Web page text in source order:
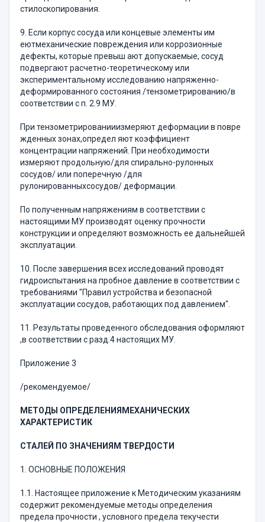
стилоскопирования.
9. Если корпус сосуда или концевые элементы им
еютмеханические повреждения или коррозионные
дефекты, которые превыш ают допускаемые, сосуд
подвергают расчетно-теоретическому или
экспериментальному исследованию напряженно-
деформированного состояния /тензометрированию/в
соответствии с п. 2.9 МУ.
При тензометрированииизмеряют деформации в повре
жденных зонах,определ яют коэффициент
концентрации напряжений. При необходимости
измеряют продольную/для спирально-рулонных
сосудов/ или поперечную /для
рулонированныхсосудов/ деформации.
По полученным напряжениям в соответствии с
настоящими МУ производят оценку прочности
конструкции и определяют возможность ее дальнейшей
эксплуатации.
10. После завершения всех исследований проводят
гидроиспытания на пробное давление в соответствии с
требованиями "Правил устройства и безопасной
эксплуатации сосудов, работающих под давлением".
11. Результаты проведенного обследования оформляют
,в соответствии с разд.4 настоящих МУ.
Приложение 3
/рекомендуемое/
МЕТОДЫ ОПРЕДЕЛЕНИ Я МЕХАНИЧЕСКИХ
ХАРАКТЕРИСТИК
СТАЛЕЙ ПО ЗНАЧЕНИЯМ ТВЕРДОСТИ
1. ОСНОВНЫЕ ПОЛОЖЕНИЯ
1.1. Настоящее приложение к Методическим указаниям
содержит рекомендуемые методы определения
предела прочности , условного предела текучести